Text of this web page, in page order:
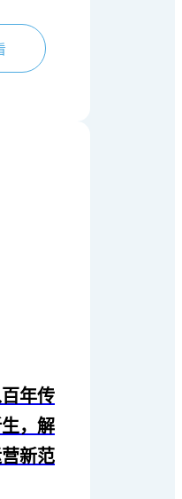
年传
，解
新范